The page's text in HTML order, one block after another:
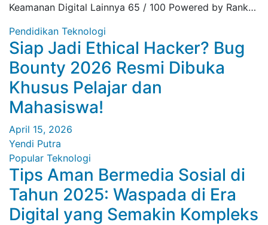
Keamanan Digital Lainnya 65 / 100 Powered by Rank…
Pendidikan Teknologi
Siap Jadi Ethical Hacker? Bug
Bounty 2026 Resmi Dibuka
Khusus Pelajar dan
Mahasiswa!
April 15, 2026
Yendi Putra
Popular Teknologi
Tips Aman Bermedia Sosial di
Tahun 2025: Waspada di Era
Digital yang Semakin Kompleks